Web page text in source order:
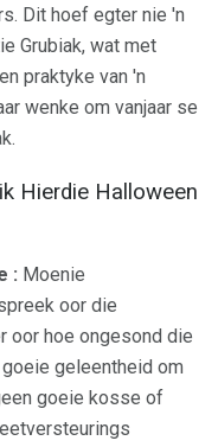
Dit hoef egter nie 'n
Grubiak, wat met
praktyke van 'n
wenke om vanjaar se
Hierdie Halloween
: Moenie
oor die
oor hoe ongesond die
geleentheid om
goeie kosse of